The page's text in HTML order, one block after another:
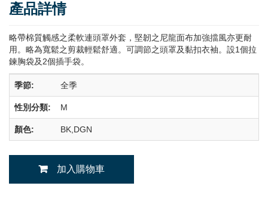
產品詳情
略帶棉質觸感之柔軟連頭罩外套，堅韌之尼龍面布加強擋風亦更耐
用。略為寬鬆之剪裁輕鬆舒適。可調節之頭罩及黏扣衣袖。設1個拉
鍊胸袋及2個插手袋。
季節: 全季
性別分類: M
顏色: BK,DGN
加入購物車